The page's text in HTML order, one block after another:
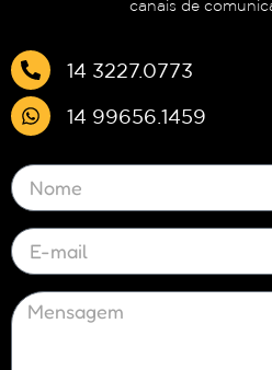
canais de
14 3227.0773
14 99656.1459